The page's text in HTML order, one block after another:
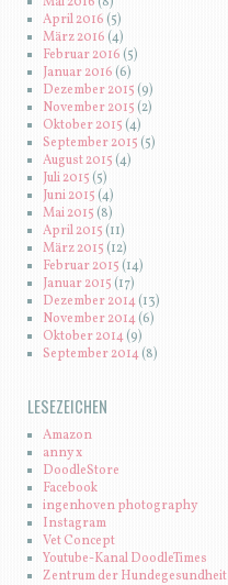
April 2016 (5)
März 2016 (4)
Februar 2016(5)
Januar 2016 (6)
Dezember 2015 (9)
November 2015 (2)
Oktober 2015 (4)
September 2015 (5)
August 2015 (4)
Juli 2015 (5)
Juni 2015 (4)
Mai 2015(8)
April 2015 (11)
März 2015(12)
Februar 2015 (14)
Januar 2015 (17)
Dezember 2014(13)
November 2014(6)
Oktober 2014(9)
September 2014(8)
LESEZEICHEN
Amazon
anny x
DoodleStore
Facebook
ingenhoven photography
Instagram
Vet Concept
Youtube-Kanal DoodleTimes
Zentrum der Hundegesundheit